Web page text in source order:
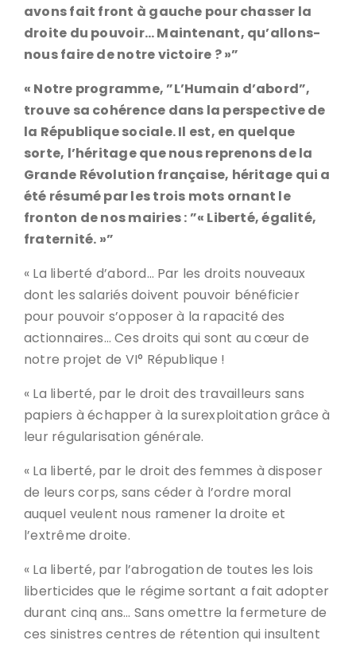
avons fait front à gauche pour chasser la
droite du pouvoir… Maintenant, qu’allons-
nous faire de notre victoire ? »”
« Notre programme, ”L’Humain d’abord”,
trouve sa cohérence dans la perspective de
la République sociale. Il est, en quelque
sorte, l’héritage que nous reprenons de la
Grande Révolution française, héritage qui a
été résumé par les trois mots ornant le
fronton de nos mairies : ”« Liberté, égalité,
fraternité. »”
« La liberté d’abord… Par les droits nouveaux
dont les salariés doivent pouvoir bénéficier
pour pouvoir s’opposer à la rapacité des
actionnaires… Ces droits qui sont au cœur de
notre projet de VI° République !
« La liberté, par le droit des travailleurs sans
papiers à échapper à la surexploitation grâce à
leur régularisation générale.
« La liberté, par le droit des femmes à disposer
de leurs corps, sans céder à l’ordre moral
auquel veulent nous ramener la droite et
l’extrême droite.
« La liberté, par l’abrogation de toutes les lois
liberticides que le régime sortant a fait adopter
durant cinq ans… Sans omettre la fermeture de
ces sinistres centres de rétention qui insultent